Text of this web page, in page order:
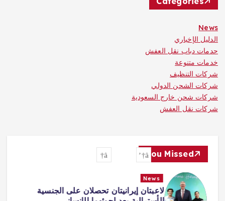
News
الدليل الإخباري
حدمات دباب نقل العفش
خدمات متنوعة
شركات التنظيف
شركات الشحن الدولي
شركات شحن خارج السعودية
شركات نقل العفش
You Missed
News
لاعبتان إيرانيتان تحصلان على الجنسية